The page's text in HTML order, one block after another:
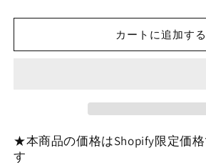
カートに追加する
★本商品の価格はShopify限定価
す